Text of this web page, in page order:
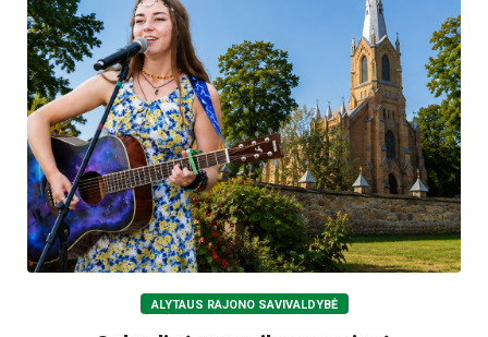
ALYTAUS RAJONO SAVIVALDYBĖ